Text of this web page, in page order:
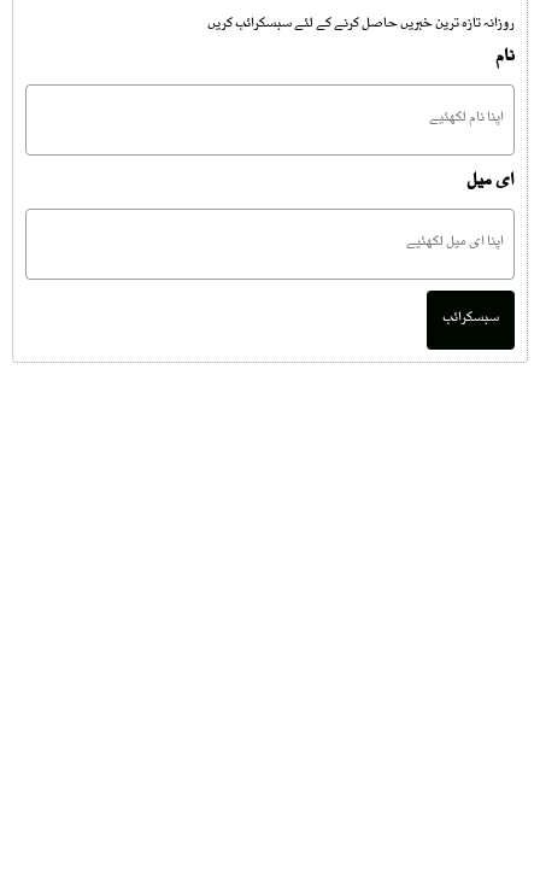
روزانہ تازہ ترین خبریں حاصل کرنے کے لئے سبسکرائب کریں
نام
ای میل
سبسکرائب